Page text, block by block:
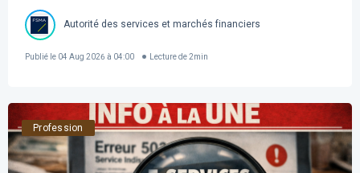
Autorité des services et marchés financiers
Publié le 04 Aug 2026 à 04:00 Lecture de 2min
Profession